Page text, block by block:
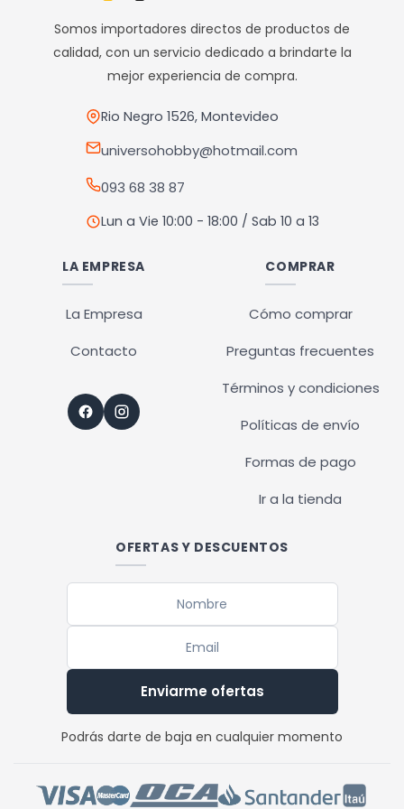
opciones
se
pueden
en
la
de
producto
opciones
se
pueden
producto
Somos importadores directos de productos de
calidad, con un servicio dedicado a brindarte la
mejor experiencia de compra.
Rio Negro 1526, Montevideo
universohobby@hotmail.com
093 68 38 87
Lun a Vie 10:00 - 18:00 / Sab 10 a 13
LA EMPRESA
La Empresa
Contacto
COMPRAR
Cómo comprar
Preguntas frecuentes
Términos y condiciones
Políticas de envío
Formas de pago
Ir a la tienda
OFERTAS Y DESCUENTOS
Enviarme ofertas
Podrás darte de baja en cualquier momento